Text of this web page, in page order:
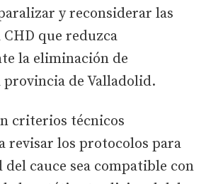
y reconsiderar las
que reduzca
la eliminación de
provincia de Valladolid.
criterios técnicos
revisar los protocolos para
del cauce sea compatible con